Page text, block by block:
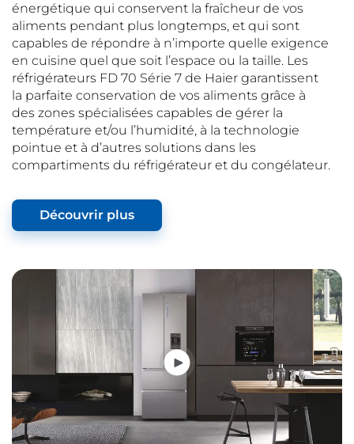
énergétique qui conservent la fraîcheur de vos
aliments pendant plus longtemps, et qui sont
capables de répondre à n’importe quelle exigence
en cuisine quel que soit l’espace ou la taille. Les
réfrigérateurs FD 70 Série 7 de Haier garantissent
la parfaite conservation de vos aliments grâce à
des zones spécialisées capables de gérer la
température et/ou l’humidité, à la technologie
pointue et à d’autres solutions dans les
compartiments du réfrigérateur et du congélateur.
Découvrir plus